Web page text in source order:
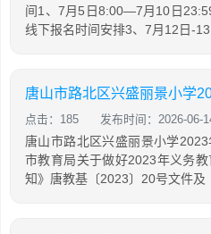
间1、7月5日8:00—7月10日
线下报名时间安排3、7月12日-
唐山市路北区兴盛丽景小学
点击：185 发布时间：2026-06-
唐山市路北区兴盛丽景小学
市教育局关于做好2023年义务
知》唐教基〔2023〕20号文件及